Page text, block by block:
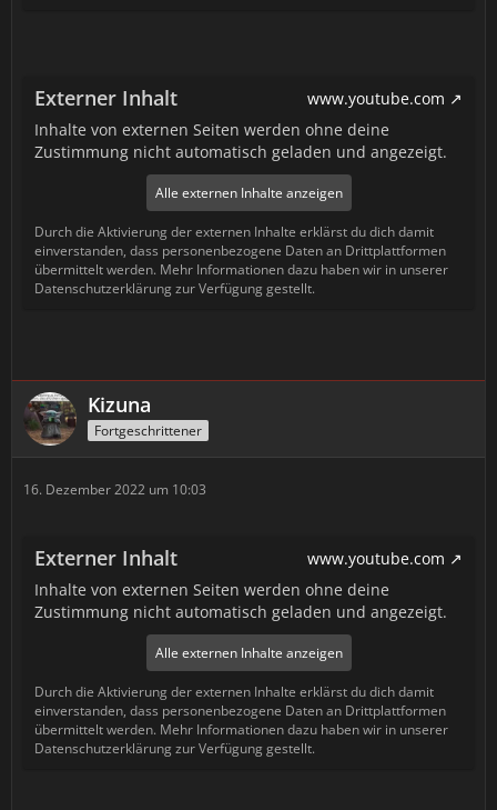
Externer Inhalt
www.youtube.com
Inhalte von externen Seiten werden ohne deine
Zustimmung nicht automatisch geladen und angezeigt.
Alle externen Inhalte anzeigen
Durch die Aktivierung der externen Inhalte erklärst du dich damit
einverstanden, dass personenbezogene Daten an Drittplattformen
übermittelt werden. Mehr Informationen dazu haben wir in unserer
Datenschutzerklärung zur Verfügung gestellt.
Kizuna
Fortgeschrittener
16. Dezember 2022 um 10:03
Externer Inhalt
www.youtube.com
Inhalte von externen Seiten werden ohne deine
Zustimmung nicht automatisch geladen und angezeigt.
Alle externen Inhalte anzeigen
Durch die Aktivierung der externen Inhalte erklärst du dich damit
einverstanden, dass personenbezogene Daten an Drittplattformen
übermittelt werden. Mehr Informationen dazu haben wir in unserer
Datenschutzerklärung zur Verfügung gestellt.